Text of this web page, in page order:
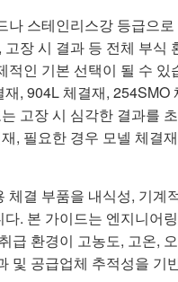
스테인리스강 등급으
장 시 결과 등 전체 부
인 기본 선택이 될 수
, 904L 체결재,
고장 시 심각한 결과를
, 필요한 경우 모넬 체결
결 부품을 내식성, 기계
. 본 가이드는 엔지니어
급 환경이 고농도, 고온,
및 공급업체 추적성을 기